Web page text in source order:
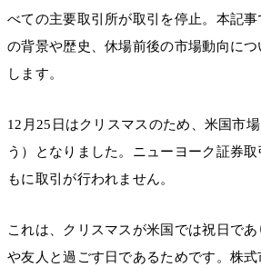
べての主要取引所が取引を停止。本記
の背景や歴史、休場前後の市場動向に
します。
12月25日はクリスマスのため、米国市
う）となりました。ニューヨーク証券
もに取引が行われません。
これは、クリスマスが米国では祝日で
や友人と過ごす日であるためです。株